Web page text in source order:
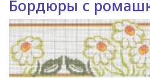
Бордюры с